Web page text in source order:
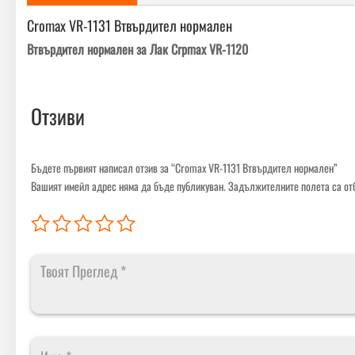
Cromax VR-1131 Втвърдител нормален
Втвърдител нормален за Лак Crpmax VR-1120
Отзиви
Бъдете първият написал отзив за “Cromax VR-1131 Втвърдител нормален”
Вашият имейл адрес няма да бъде публикуван.Задължителните полета са